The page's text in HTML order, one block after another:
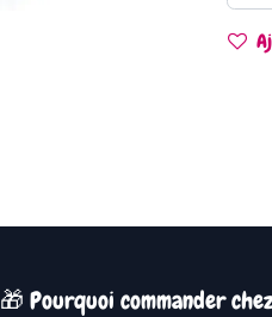
🎁 Pourquoi commander